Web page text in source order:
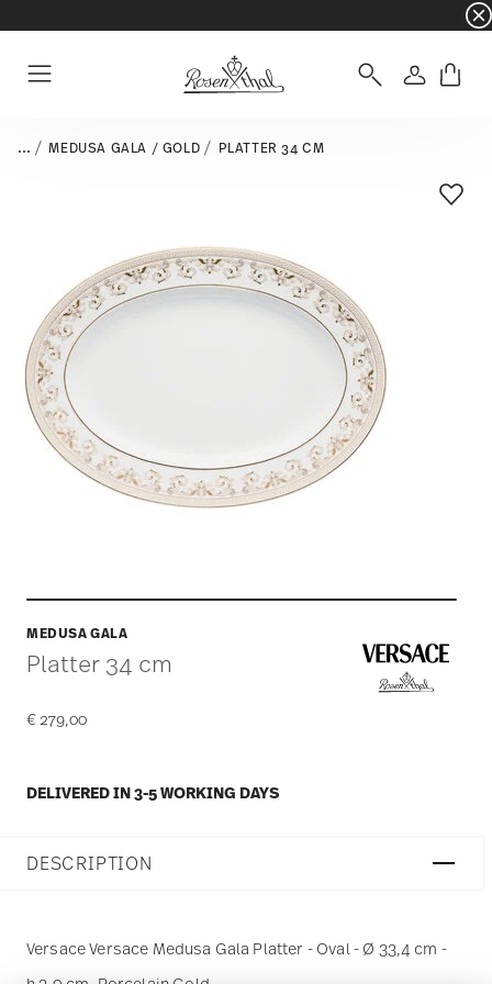
☀️ Summer SALE – Save even more: an
Login
... MEDUSA GALA / GOLD PLATTER 34 CM
MEDUSA GALA
Platter 34 cm
€ 279,00
DELIVERED IN 3-5 WORKING DAYS
Add
DESCRIPTION
Versace Versace Medusa Gala Platter - Oval - Ø 33,4 cm -